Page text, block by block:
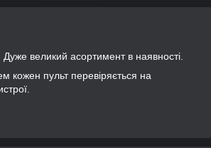
Дуже великий асортимент в наявності.
кожен пульт перевіряється на